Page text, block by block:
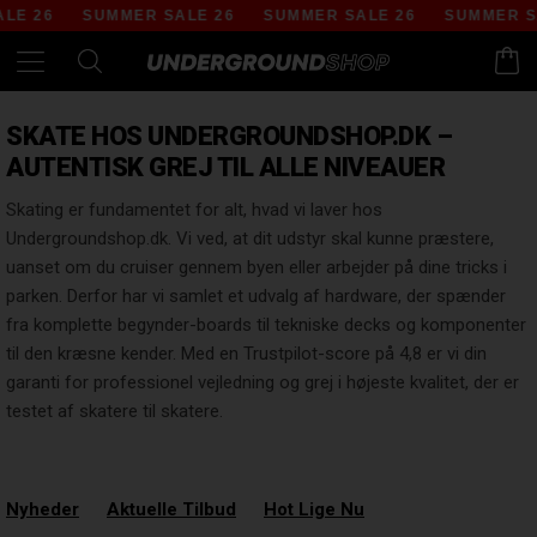
26 SUMMER SALE 26 SUMMER SALE 26 SUMMER
SKATE HOS UNDERGROUNDSHOP.DK –
AUTENTISK GREJ TIL ALLE NIVEAUER
Skating er fundamentet for alt, hvad vi laver hos
Undergroundshop.dk. Vi ved, at dit udstyr skal kunne præstere,
uanset om du cruiser gennem byen eller arbejder på dine tricks i
parken. Derfor har vi samlet et udvalg af hardware, der spænder
fra komplette begynder-boards til tekniske decks og komponenter
til den kræsne kender. Med en Trustpilot-score på 4,8 er vi din
garanti for professionel vejledning og grej i højeste kvalitet, der er
testet af skatere til skatere.
Nyheder Aktuelle Tilbud Hot Lige Nu